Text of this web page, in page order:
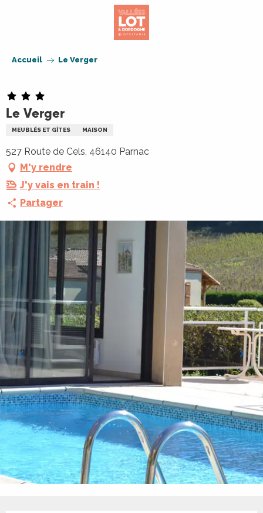
Accueil Le Verger
Le Verger
MEUBLÉS ET GÎTES MAISON
527 Route de Cels, 46140 Parnac
M'y rendre
J'y vais en train !
Partager